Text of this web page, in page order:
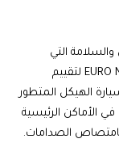
التي
حصلت على أعلى تقييم من البرنامج الأوروبيEURO NCAP لتقييم
الهيكل المتطور
الأماكن الرئيسية
بامتصاص الصدامات.